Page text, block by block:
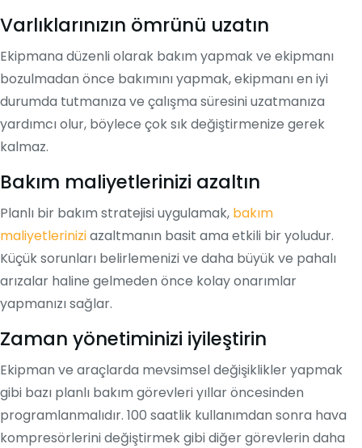
Varlıklarınızın ömrünü uzatın
Ekipmana düzenli olarak bakım yapmak ve ekipmanı
bozulmadan önce bakımını yapmak, ekipmanı en iyi
durumda tutmanıza ve çalışma süresini uzatmanıza
yardımcı olur, böylece çok sık değiştirmenize gerek
kalmaz.
Bakım maliyetlerinizi azaltın
Planlı bir bakım stratejisi uygulamak, bakım
maliyetleriniziazaltmanın basit ama etkili bir yoludur.
Küçük sorunları belirlemenizi ve daha büyük ve pahalı
arızalar haline gelmeden önce kolay onarımlar
yapmanızı sağlar.
Zaman yönetiminizi iyileştirin
Ekipman ve araçlarda mevsimsel değişiklikler yapmak
gibi bazı planlı bakım görevleri yıllar öncesinden
programlanmalıdır. 100 saatlik kullanımdan sonra hava
kompresörlerini değiştirmek gibi diğer görevlerin daha